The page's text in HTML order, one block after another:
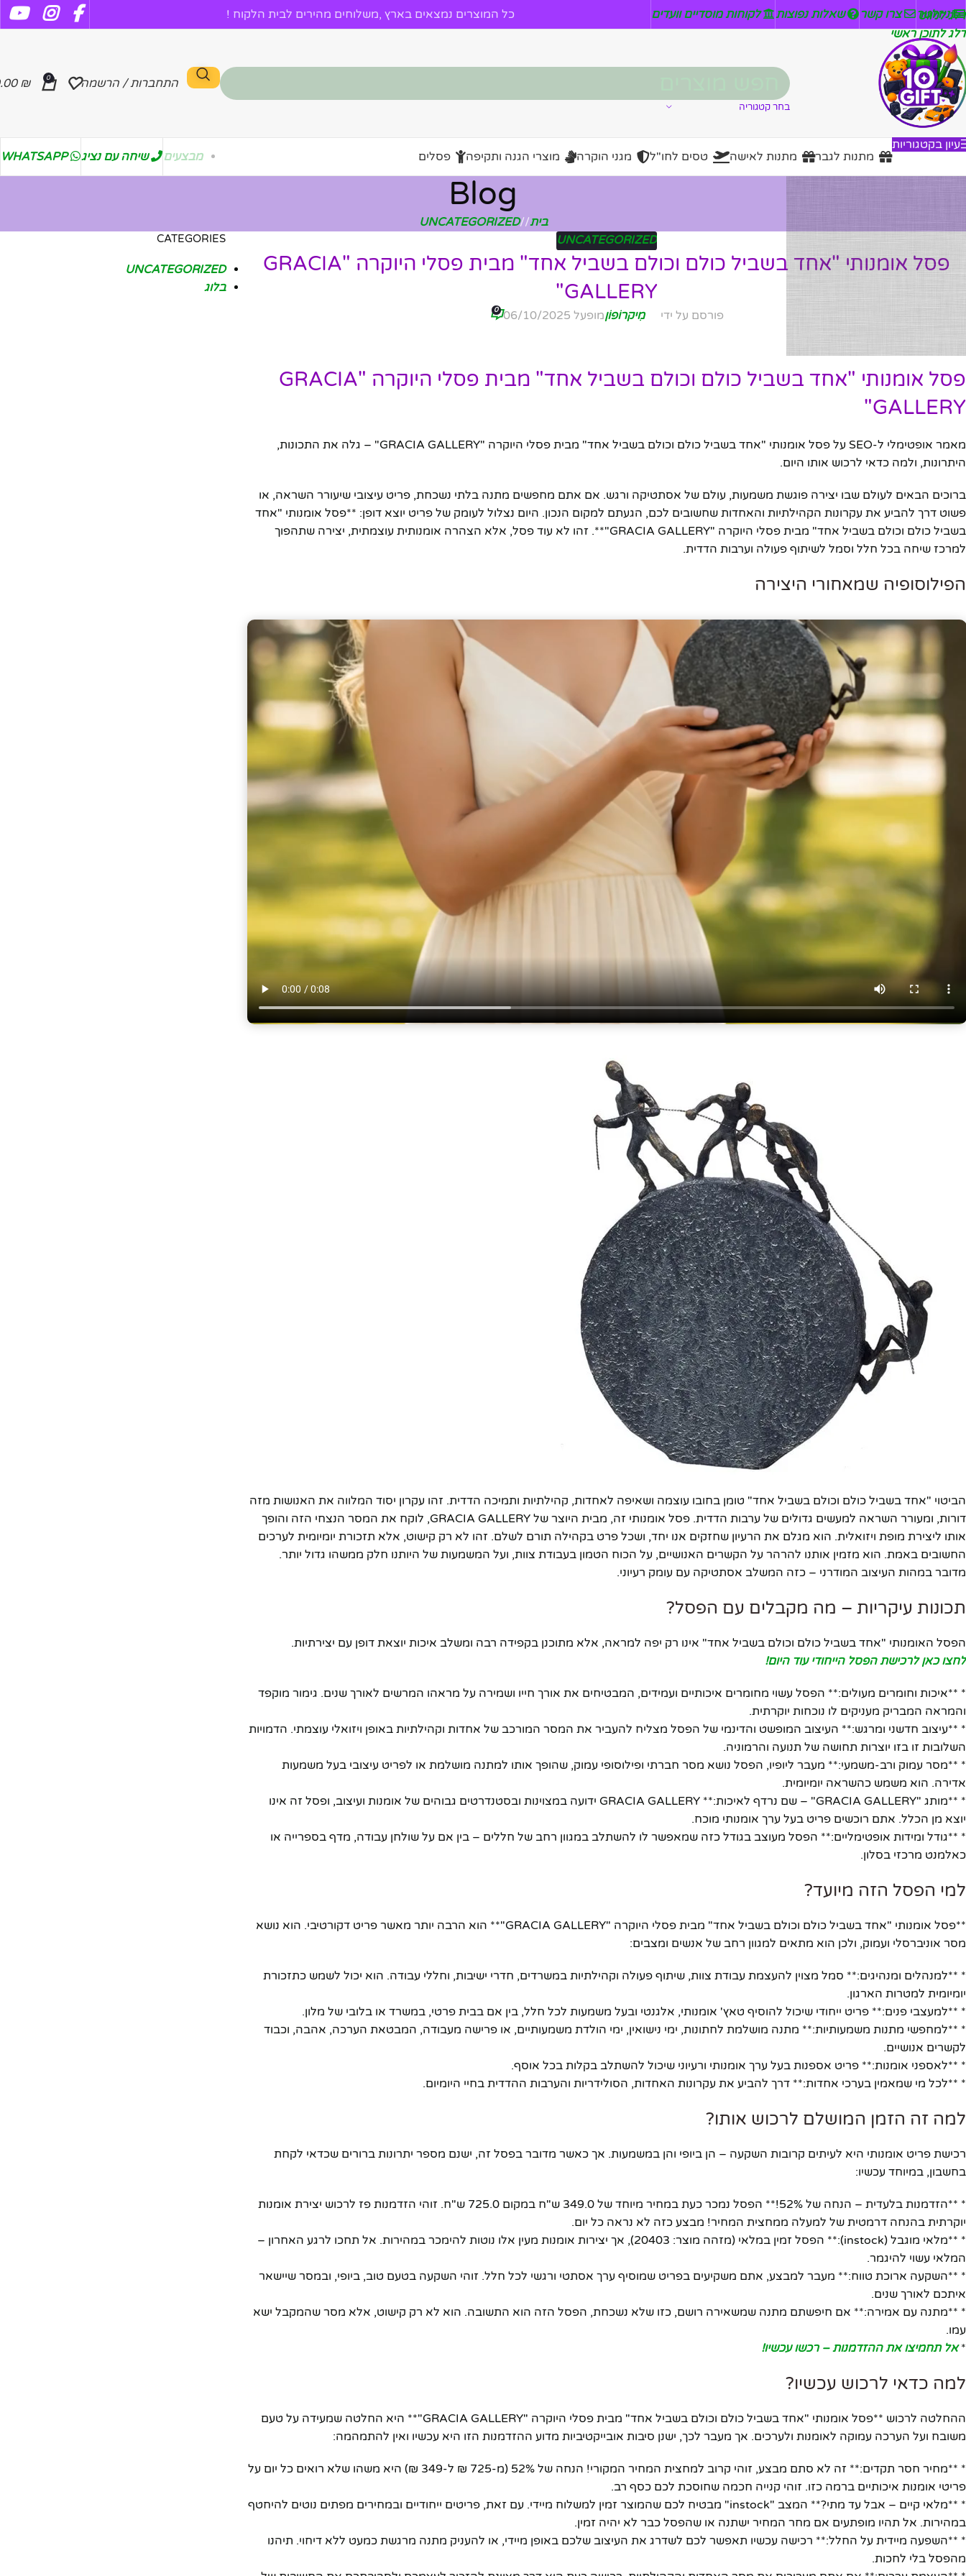
דלג לניווט
דלג לתוכן ראשי
ניזלטר צרו קשר שאלות נפוצות לקוחות מוסדיים וועדים כל המוצרים נמצאים בארץ ,משלוחים מהירים לבית הלקוח !
בחר קטגוריה
התחברות / הרשמה 0
₪
עיון בקטגוריות
מתנות לגבר
מתנות לאישה טסים לחו"ל מגני הוקרה מוצרי הגנה ותקיפה פסלים מבצעים שיחה עם נציג WHATSAPP
Blog
בית/
UNCATEGORIZED
UNCATEGORIZED
פסל אומנותי "אחד בשביל כולם וכולם בשביל אחד" מבית פסלי היוקרה "GRACIA
GALLERY"
פורסם על ידי מִיקרוֹפוֹןמופעל 06/10/2025 0
פסל אומנותי "אחד בשביל כולם וכולם בשביל אחד" מבית פסלי היוקרה "GRACIA
GALLERY"
מאמר אופטימלי ל-SEO על פסל אומנותי "אחד בשביל כולם וכולם בשביל אחד" מבית פסלי היוקרה "GRACIA GALLERY" – גלה את התכונות,
היתרונות, ולמה כדאי לרכוש אותו היום.
ברוכים הבאים לעולם שבו יצירה פוגשת משמעות, עולם של אסתטיקה ורגש. אם אתם מחפשים מתנה בלתי נשכחת, פריט עיצובי שיעורר השראה, או
פשוט דרך להביע את עקרונות הקהילתיות והאחדות שחשובים לכם, הגעתם למקום הנכון. היום נצלול לעומק של פריט יוצא דופן: **פסל אומנותי "אחד
בשביל כולם וכולם בשביל אחד" מבית פסלי היוקרה "GRACIA GALLERY"**. זהו לא עוד פסל, אלא הצהרה אומנותית עוצמתית, יצירה שתהפוך
למרכז שיחה בכל חלל וסמל לשיתוף פעולה וערבות הדדית.
הפילוסופיה שמאחורי היצירה
הביטוי "אחד בשביל כולם וכולם בשביל אחד" טומן בחובו עוצמה ושאיפה לאחדות, קהילתיות ותמיכה הדדית. זהו עקרון יסוד המלווה את האנושות מזה
דורות, ומעורר השראה למעשים גדולים של ערבות הדדית. פסל אומנותי זה, מבית היוצר של GRACIA GALLERY, לוקח את המסר הנצחי הזה והופך
אותו ליצירת מופת ויזואלית. הוא מגלם את הרעיון שחזקים אנו יחד, ושכל פרט בקהילה תורם לשלם. זהו לא רק קישוט, אלא תזכורת יומיומית לערכים
החשובים באמת. הוא מזמין אותנו להרהר על הקשרים האנושיים, על הכוח הטמון בעבודת צוות, ועל המשמעות של היותנו חלק ממשהו גדול יותר.
מדובר במהות העיצוב המודרני – כזה המשלב אסתטיקה עם עומק רעיוני.
תכונות עיקריות – מה מקבלים עם הפסל?
הפסל האומנותי "אחד בשביל כולם וכולם בשביל אחד" אינו רק יפה למראה, אלא מתוכנן בקפידה רבה ומשלב איכות יוצאת דופן עם יצירתיות.
לחצו כאן לרכישת הפסל הייחודי עוד היום!
* **איכות וחומרים מעולים:** הפסל עשוי מחומרים איכותיים ועמידים, המבטיחים את אורך חייו ושמירה על מראהו המרשים לאורך שנים. גימור מוקפד
והמראה המבריק מעניקים לו נוכחות יוקרתית.
* **עיצוב חדשני ומרגש:** העיצוב המופשט והדינמי של הפסל מצליח להעביר את המסר המורכב של אחדות וקהילתיות באופן ויזואלי עוצמתי. הדמויות
השלובות זו בזו יוצרות תחושה של תנועה והרמוניה.
* **מסר עמוק ורב-משמעי:** מעבר ליופיו, הפסל נושא מסר חברתי ופילוסופי עמוק, שהופך אותו למתנה מושלמת או לפריט עיצובי בעל משמעות
אדירה. הוא משמש כהשראה יומיומית.
* **מותג "GRACIA GALLERY" – שם נרדף לאיכות:** GRACIA GALLERY ידועה במצוינות ובסטנדרטים גבוהים של אומנות ועיצוב, ופסל זה אינו
יוצא מן הכלל. אתם רוכשים פריט בעל ערך אומנותי מוכח.
* **גודל ומידות אופטימליים:** הפסל מעוצב בגודל כזה שמאפשר לו להשתלב במגוון רחב של חללים – בין אם על שולחן עבודה, מדף בספרייה או
כאלמנט מרכזי בסלון.
למי הפסל הזה מיועד?
**פסל אומנותי "אחד בשביל כולם וכולם בשביל אחד" מבית פסלי היוקרה "GRACIA GALLERY"** הוא הרבה יותר מאשר פריט דקורטיבי. הוא נושא
מסר אוניברסלי ועמוק, ולכן הוא מתאים למגוון רחב של אנשים ומצבים:
* **למנהלים ומנהיגים:** סמל מצוין להעצמת עבודת צוות, שיתוף פעולה וקהילתיות במשרדים, חדרי ישיבות, וחללי עבודה. הוא יכול לשמש כתזכורת
יומיומית למטרות הארגון.
* **למעצבי פנים:** פריט ייחודי שיכול להוסיף טאץ' אומנותי, אלגנטי ובעל משמעות לכל חלל, בין אם בבית פרטי, במשרד או בלובי של מלון.
* **למחפשי מתנות משמעותיות:** מתנה מושלמת לחתונות, ימי נישואין, ימי הולדת משמעותיים, או פרישה מעבודה, המבטאת הערכה, אהבה, וכבוד
לקשרים אנושיים.
* **לאספני אומנות:** פריט אספנות בעל ערך אומנותי ורעיוני שיכול להשתלב בקלות בכל אוסף.
* **לכל מי שמאמין בערכי אחדות:** דרך להביע את עקרונות האחדות, הסולידריות והערבות ההדדית בחיי היומיום.
למה זה הזמן המושלם לרכוש אותו?
רכישת פריט אומנותי היא לעיתים קרובות השקעה – הן ביופי והן במשמעות. אך כאשר מדובר בפסל זה, ישנם מספר יתרונות ברורים שכדאי לקחת
בחשבון, במיוחד עכשיו:
* **הזדמנות בלעדית – הנחה של 52%!** הפסל נמכר כעת במחיר מיוחד של 349.0 ש"ח במקום 725.0 ש"ח. זוהי הזדמנות פז לרכוש יצירת אומנות
יוקרתית בהנחה דרמטית של למעלה ממחצית המחיר! מבצע כזה לא נראה כל יום.
* **מלאי מוגבל (instock):** הפסל זמין במלאי (מזהה מוצר: 20403), אך יצירות אומנות מעין אלו נוטות להימכר במהירות. אל תחכו לרגע האחרון –
המלאי עשוי להיגמר.
* **השקעה ארוכת טווח:** מעבר למבצע, אתם משקיעים בפריט שמוסיף ערך אסתטי ורגשי לכל חלל. זוהי השקעה בטעם טוב, ביופי, ובמסר שיישאר
איתכם לאורך שנים.
* **מתנה עם אמירה:** אם חיפשתם מתנה שמשאירה רושם, כזו שלא נשכחת, הפסל הזה הוא התשובה. הוא לא רק קישוט, אלא מסר שהמקבל ישא
עמו.
*אל תחמיצו את ההזדמנות – רכשו עכשיו!
למה כדאי לרכוש עכשיו?
ההחלטה לרכוש **פסל אומנותי "אחד בשביל כולם וכולם בשביל אחד" מבית פסלי היוקרה "GRACIA GALLERY"** היא החלטה שמעידה על טעם
משובח ועל הערכה עמוקה לאומנות ולערכים. אך מעבר לכך, ישנן סיבות אובייקטיביות מדוע ההזדמנות הזו היא עכשיו ואין להתמהמה:
* **מחיר חסר תקדים:** זה לא סתם מבצע, זוהי קרוב למחצית המחיר המקורי! הנחה של 52% (מ-725 ₪ ל-349 ₪) היא משהו שלא רואים כל יום על
פריטי אומנות איכותיים ברמה כזו. זוהי קנייה חכמה שחוסכת לכם כסף רב.
* **מלאי קיים – אבל עד מתי?** המצב "instock" מבטיח לכם שהמוצר זמין למשלוח מיידי. עם זאת, פריטים ייחודיים ובמחירים מפתים נוטים להיחטף
במהירות. אל תהיו מופתעים אם מחר המחיר ישתנה או שהפסל כבר לא יהיה זמין.
* **השפעה מיידית על החלל:** רכישה עכשיו תאפשר לכם לשדרג את העיצוב שלכם באופן מיידי, או להעניק מתנה מרגשת כמעט ללא דיחוי. תיהנו
מהפסל בלי לחכות.
CATEGORIES
UNCATEGORIZED
בלוג
אינסטגרם
יוטיוב